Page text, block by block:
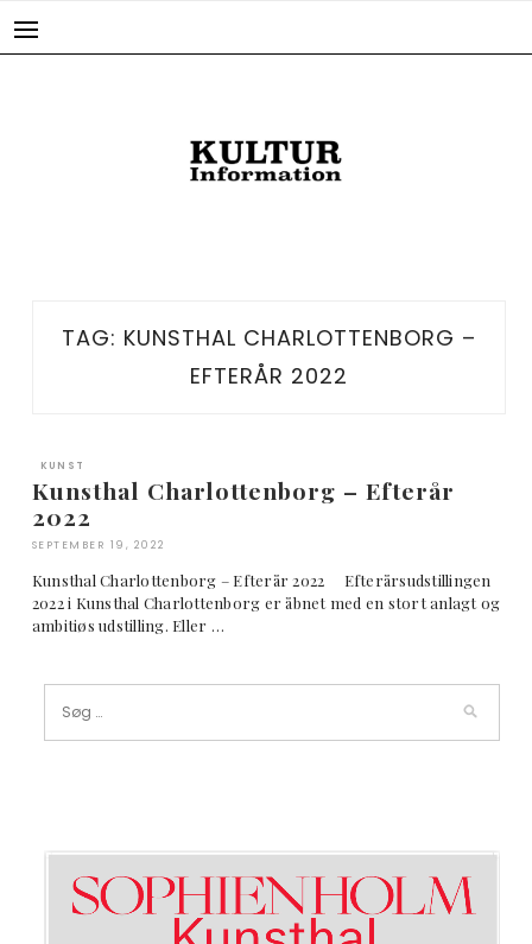
TAG: KUNSTHAL CHARLOTTENBORG –
EFTERÅR 2022
KUNST
Kunsthal Charlottenborg – Efterår
2022
SEPTEMBER 19, 2022
Kunsthal Charlottenborg – Efterår 2022 Efterårsudstillingen
2022 i Kunsthal Charlottenborg er åbnet med en stort anlagt og
ambitiøs udstilling. Eller …